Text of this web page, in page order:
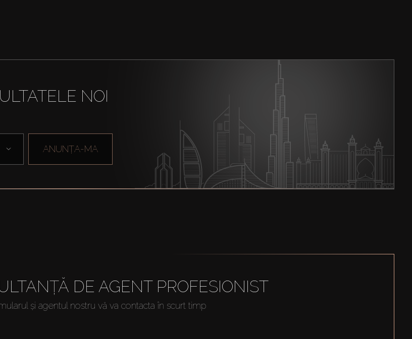
NOI
ANUNȚA-MA
DE AGENT PROFESIONIST
și agentul nostru vă va contacta în scurt timp